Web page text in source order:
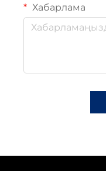
Хабарлама